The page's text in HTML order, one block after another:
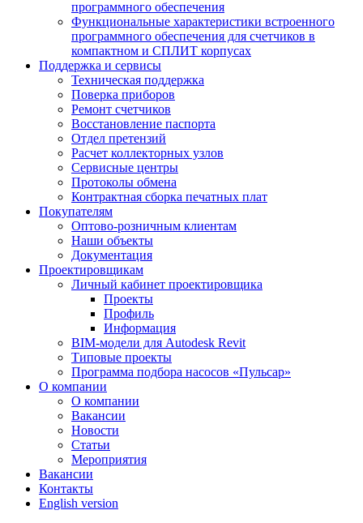
программного обеспечения
Функциональные характеристики встроенного
программного обеспечения для счетчиков в
компактном и СПЛИТ корпусах
Поддержка и сервисы
Техническая поддержка
Поверка приборов
Ремонт счетчиков
Восстановление паспорта
Отдел претензий
Расчет коллекторных узлов
Сервисные центры
Протоколы обмена
Контрактная сборка печатных плат
Покупателям
Оптово-розничным клиентам
Наши объекты
Документация
Проектировщикам
Личный кабинет проектировщика
Проекты
Профиль
Информация
BIM-модели для Autodesk Revit
Типовые проекты
Программа подбора насосов «Пульсар»
О компании
О компании
Вакансии
Новости
Статьи
Мероприятия
Вакансии
Контакты
English version